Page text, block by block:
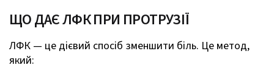
ЩО ДАЄ ЛФК ПРИ ПРОТРУЗІЇ
ЛФК — це дієвий спосіб зменшити біль. Це метод,
який: